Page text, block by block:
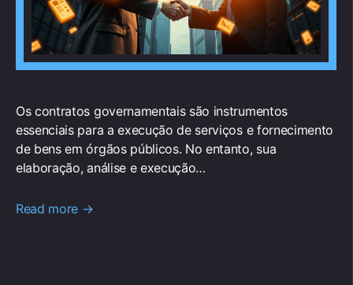
Os contratos governamentais são instrumentos
essenciais para a execução de serviços e fornecimento
de bens em órgãos públicos. No entanto, sua
elaboração, análise e execução…
Read more →